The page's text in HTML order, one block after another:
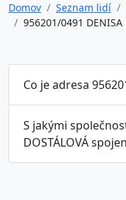
Domov
Seznam lidí
956201/0491 DENISA
Co je adresa
S jakými
DOSTÁLOVÁ